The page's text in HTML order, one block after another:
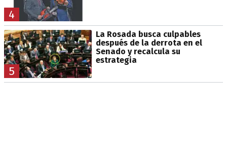
4
5
La Rosada busca culpables
después de la derrota en el
Senado y recalcula su
estrategia